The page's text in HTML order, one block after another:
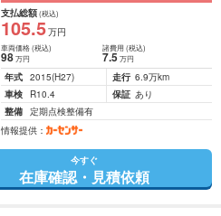
支払総額(税込)
105.5万円
車両価格(税込)
98万円
諸費用 (税込)
7.5 万円
年式 2015(H27) 走行 6.9万km
車検
R10.4 保証 あり
整備 定期点検整備有
情報提供：
今すぐ
在庫確認・見積依頼